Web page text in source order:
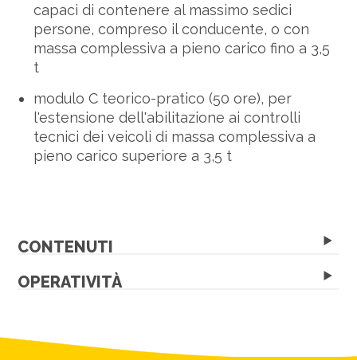
capaci di contenere al massimo sedici
persone, compreso il conducente, o con
massa complessiva a pieno carico fino a 3,5
t
modulo C teorico-pratico (50 ore), per
l'estensione dell'abilitazione ai controlli
tecnici dei veicoli di massa complessiva a
pieno carico superiore a 3,5 t
CONTENUTI
OPERATIVITÀ